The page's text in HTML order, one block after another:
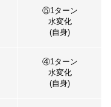
⑤1ターン
水変化
(自身)
④1ターン
水変化
(自身)